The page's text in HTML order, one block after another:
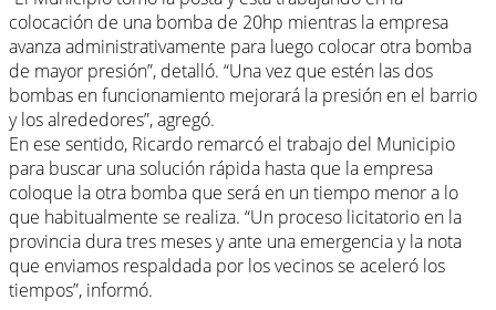
colocación de una bomba de 20hp mientras la empresa
avanza administrativamente para luego colocar otra bomba
de mayor presión”, detalló. “Una vez que estén las dos
bombas en funcionamiento mejorará la presión en el barrio
y los alrededores”, agregó.
En ese sentido, Ricardo remarcó el trabajo del Municipio
para buscar una solución rápida hasta que la empresa
coloque la otra bomba que será en un tiempo menor a lo
que habitualmente se realiza. “Un proceso licitatorio en la
provincia dura tres meses y ante una emergencia y la nota
que enviamos respaldada por los vecinos se aceleró los
tiempos”, informó.